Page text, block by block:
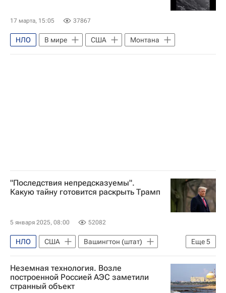
Анна Паулина Луна
17 марта, 15:05 37867
НЛО В мире США Монтана
"Последствия непредсказуемы".
Какую тайну готовится раскрыть Трамп
5 января 2025, 08:00 52082
Еще5
НЛО США
Вашингтон (штат)
Огайо
Барак Обама
Гарри Трумэн
Дональд Трамп
Министерство обороны США
Неземная технология. Возле
построенной Россией АЭС заметили
странный объект